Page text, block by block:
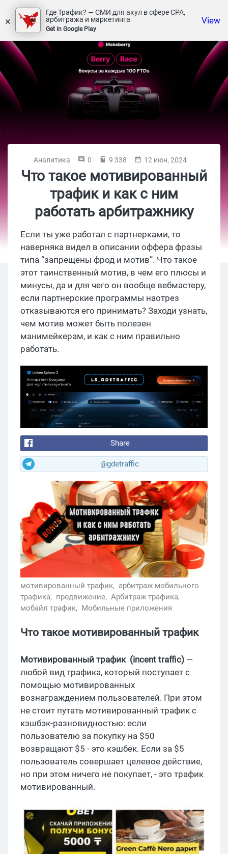
×
Где Трафик? — СМИ для акул в сфере СРА,
арбитража и маркетинга
Get in Google Play
View
Аналитика 0 9 338 12 июн, 2024
Что такое мотивированный
трафик и как с ним
работать арбитражнику
Если ты уже работал с партнерками, то
наверняка видел в описании оффера фразы
типа “запрещены фрод и мотив”. Что такое
этот таинственный мотив, в чем его плюсы и
минусы, да и для чего он вообще вебмастеру,
если партнерские программы наотрез
отказываются его принимать? Заходи узнать,
чем мотив может быть полезен
манимейкерам, и как с ним правильно
работать.
Share
@gdetraffic
мотивированный трафик, арбитраж мобильного
трафика, продвижение, Арбитраж трафика,
мобайл трафик, Мобильные приложения
Что такое мотивированный трафик
Мотивированный трафик (incent traffic) —
любой вид трафика, который поступает с
помощью мотивированных
вознаграждением пользователей. При этом
не стоит путать мотивированный трафик с
кэшбэк-разновидностью: если
пользователю за покупку на $50
возвращают $5 - это кэшбек. Если за $5
пользователь совершает целевое действие,
но при этом ничего не покупает, - это трафик
мотивированный.